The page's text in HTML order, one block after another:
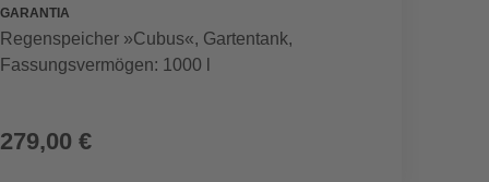
GARANTIA
Regenspeicher »Cubus«, Gartentank,
Fassungsvermögen: 1000 l
279,00 €